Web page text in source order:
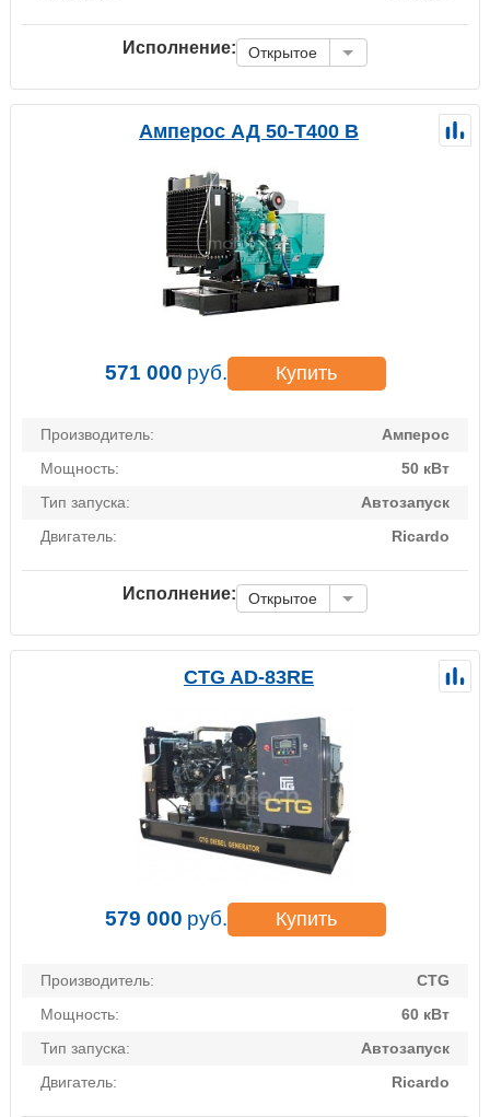
Исполнение: Открытое
Амперос АД 50-Т400 B
571 000 руб. Купить
Производитель:
Амперос
Мощность:
50 кВт
Тип запуска:
Автозапуск
Двигатель:
Ricardo
Исполнение: Открытое
CTG AD-83RE
579 000 руб. Купить
Производитель:
CTG
Мощность:
60 кВт
Тип запуска:
Автозапуск
Двигатель:
Ricardo